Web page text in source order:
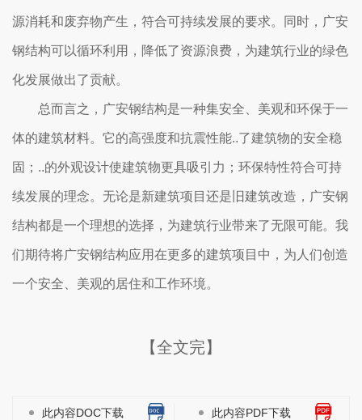
源消耗和废弃物产生，符合可持续发展的要求。同时，广安
钢结构可以循环利用，降低了资源浪费，为建筑行业的绿色
化发展做出了贡献。
总而言之，广安钢结构是一种集安全、美观和环保于一
体的建筑材料。它的高强度和抗震性能..了建筑物的安全稳
固；..的外观设计使建筑物更具吸引力；环保特性符合可持
续发展的理念。无论是新建筑项目还是旧建筑改造，广安钢
结构都是一个理想的选择，为建筑行业带来了无限可能。我
们期待将广安钢结构应用在更多的建筑项目中，为人们创造
一个安全、美观的居住和工作环境。
【全文完】
此内容DOC下载 此内容PDF下载